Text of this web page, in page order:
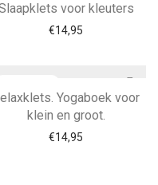
voor kleuters
€14,95
Yogaboek voor
klein en groot.
€14,95